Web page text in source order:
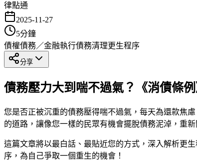
律點通
2025-11-27
5分鐘
債權債務／金融執行債務清理更生程序
分享
債務壓力大到喘不過氣？《消債條
您是否正被沉重的債務壓得喘不過氣，每天為還款焦
的道路，讓像您一樣的民眾有機會擺脫債務泥淖，重新
這篇文章將以最白話、最貼近您的方式，深入解析更
序，為自己爭取一個重生的機會！